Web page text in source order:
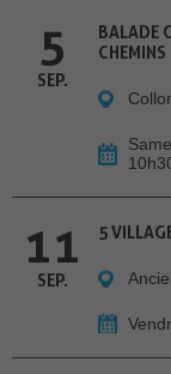
5
SEP.
BALADE
11
SEP.
5